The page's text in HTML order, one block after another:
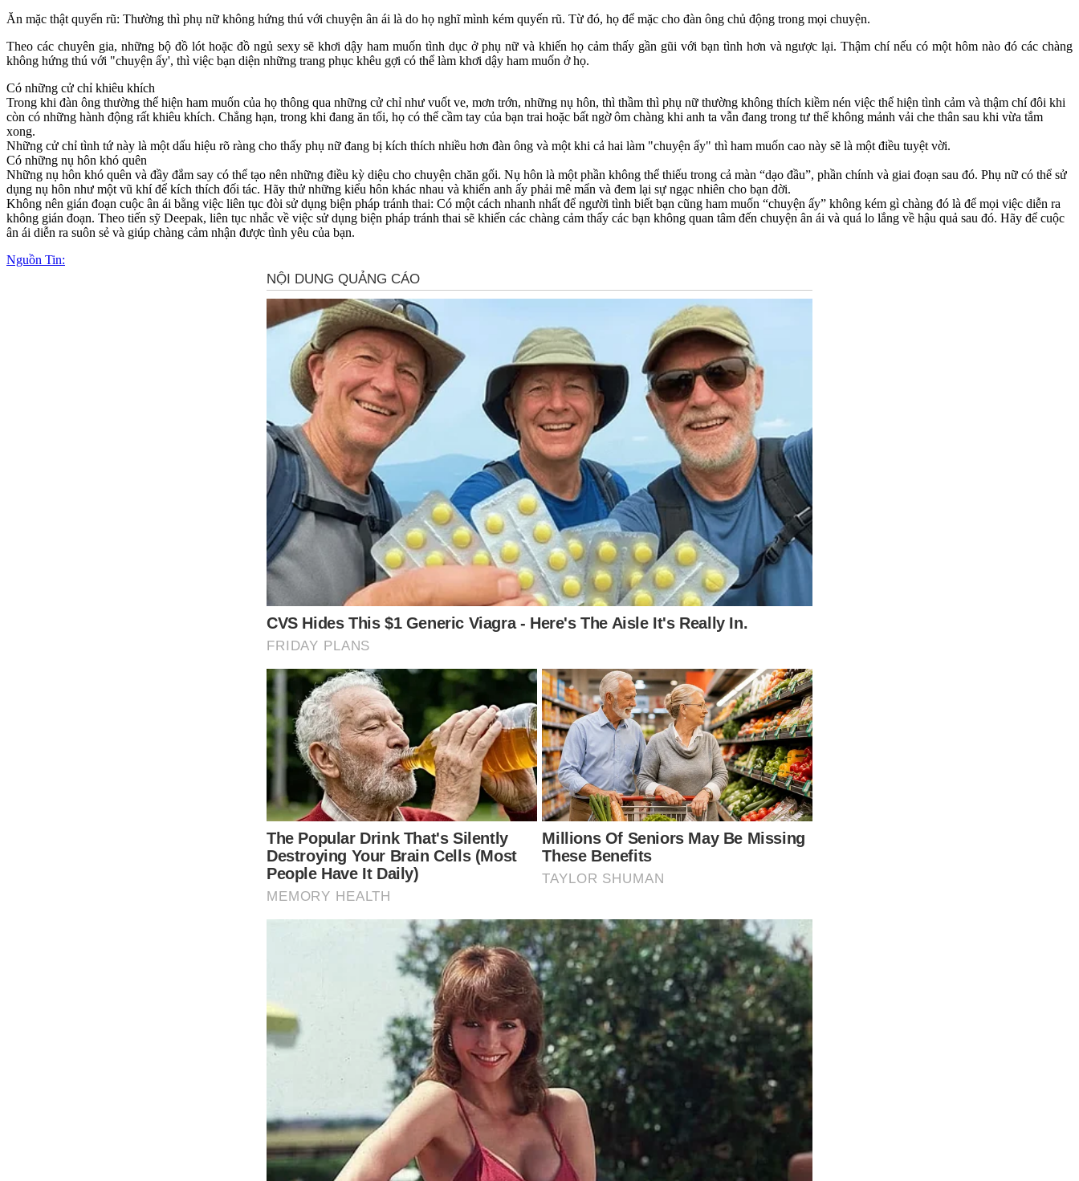
Ăn mặc thật quyến rũ: Thường thì phụ nữ không hứng thú với chuyện ân ái là do họ nghĩ mình kém quyến rũ. Từ đó, họ để mặc cho đàn ông chủ động trong mọi chuyện.
Theo các chuyên gia, những bộ đồ lót hoặc đồ ngủ se‌ּxy sẽ khơi dậy ham muốn tình dục ở phụ nữ và khiến họ cảm thấy gần gũi với bạn tình hơn và ngược lại. Thậm chí nếu có một hôm nào đó các chàng
không hứng thú với "chu‌yện ấ‌y', thì việc bạn diện những trang phục khêu gợi có thể làm khơi dậy ham muốn ở họ.
Có những cử chỉ khiêu khích
Trong khi đàn ông thường thể hiện ham muốn của họ thông qua những cử chỉ như vuốt ve, mơn trớn, những nụ hôn, thì thầm thì phụ nữ thường không thích kiềm nén việc thể hiện tình cảm và thậm chí đôi khi
còn có những hành động rất khiêu khích. Chẳng hạn, trong khi đang ăn tối, họ có thể cầm tay của bạn trai hoặc bất ngờ ôm chàng khi anh ta vẫn đang trong tư thế không mảnh vải che thân sau khi vừa tắm
xong.
Những cử chỉ tình tứ này là một dấu hiệu rõ ràng cho thấy phụ nữ đang bị kích thích nhiều hơn đàn ông và một khi cả hai làm "chu‌yện ấ‌y" thì ham muốn cao này sẽ là một điều tuyệt vời.
Có những nụ hôn khó quên
Những nụ hôn khó quên và đầy đắm say có thể tạo nên những điều kỳ diệu cho chuyện chăn gối. Nụ hôn là một phần không thể thiếu trong cả màn “dạo đầu”, phần chính và giai đoạn sau đó. Phụ nữ có thể sử
dụng nụ hôn như một vũ khí để kích thích đối tác. Hãy thử những kiểu hôn khác nhau và khiến anh ấy phải mê mẩn và đem lại sự ngạc nhiên cho bạn đời.
Không nên gián đoạn cuộc ân ái bằng việc liên tục đòi sử dụng biện pháp tránh thai: Có một cách nhanh nhất để người tình biết bạn cũng ham muốn “chu‌yện ấ‌y” không kém gì chàng đó là để mọi việc diễn ra
không gián đoạn. Theo tiến sỹ Deepak, liên tục nhắc về việc sử dụng biện pháp tránh thai sẽ khiến các chàng cảm thấy các bạn không quan tâm đến chuyện ân ái và quá lo lắng về hậu quả sau đó. Hãy để cuộc
ân ái diễn ra suôn sẻ và giúp chàng cảm nhận được tình yêu của bạn.
Nguồn Tin: